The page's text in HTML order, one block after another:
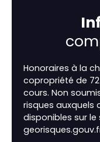
Honoraires à la
copropriété de
cours. Non
risques auxquels
disponibles sur le